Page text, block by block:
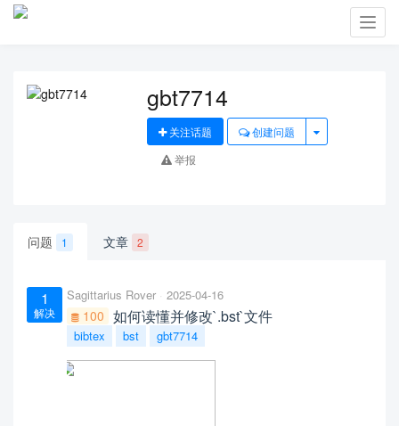
gbt7714
关注话题
创建问题
举报
问题 1 文章 2
1
解决
Sagittarius Rover 2025-04-16
100 如何读懂并修改`.bst`文件
bibtex bst gbt7714